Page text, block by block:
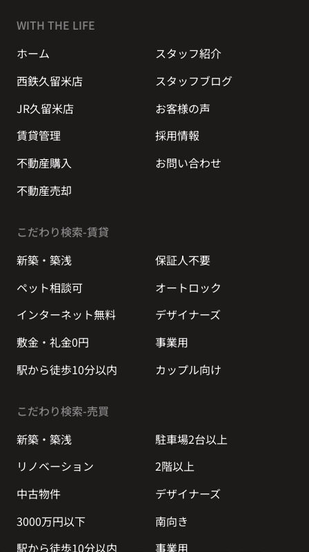
WITH THE LIFE
ホーム
スタッフ紹介
西鉄久留米店
スタッフブログ
JR久留米店
お客様の声
賃貸管理
採用情報
不動産購入
お問い合わせ
不動産売却
こだわり検索-賃貸
新築・築浅
保証人不要
ペット相談可
オートロック
インターネット無料
デザイナーズ
敷金・礼金0円
事業用
駅から徒歩10分以内
カップル向け
こだわり検索-売買
新築・築浅
駐車場2台以上
リノベーション
2階以上
中古物件
デザイナーズ
3000万円以下
南向き
駅から徒歩10分以内
事業用